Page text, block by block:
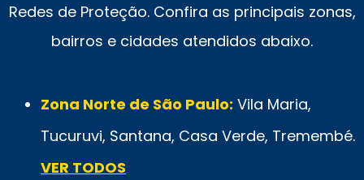
Redes de Proteção. Confira as principais zonas,
bairros e cidades atendidos abaixo.
Zona Norte de São Paulo: Vila Maria,
Tucuruvi, Santana, Casa Verde, Tremembé.
VER TODOS